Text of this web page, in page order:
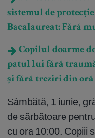
sistemul de
Bacalaureat: Fără
Copilul doarme
patul lui fără
și fără treziri din oră
Sâmbătă, 1 iunie,
de sărbătoare
cu ora 10:00. Copiii